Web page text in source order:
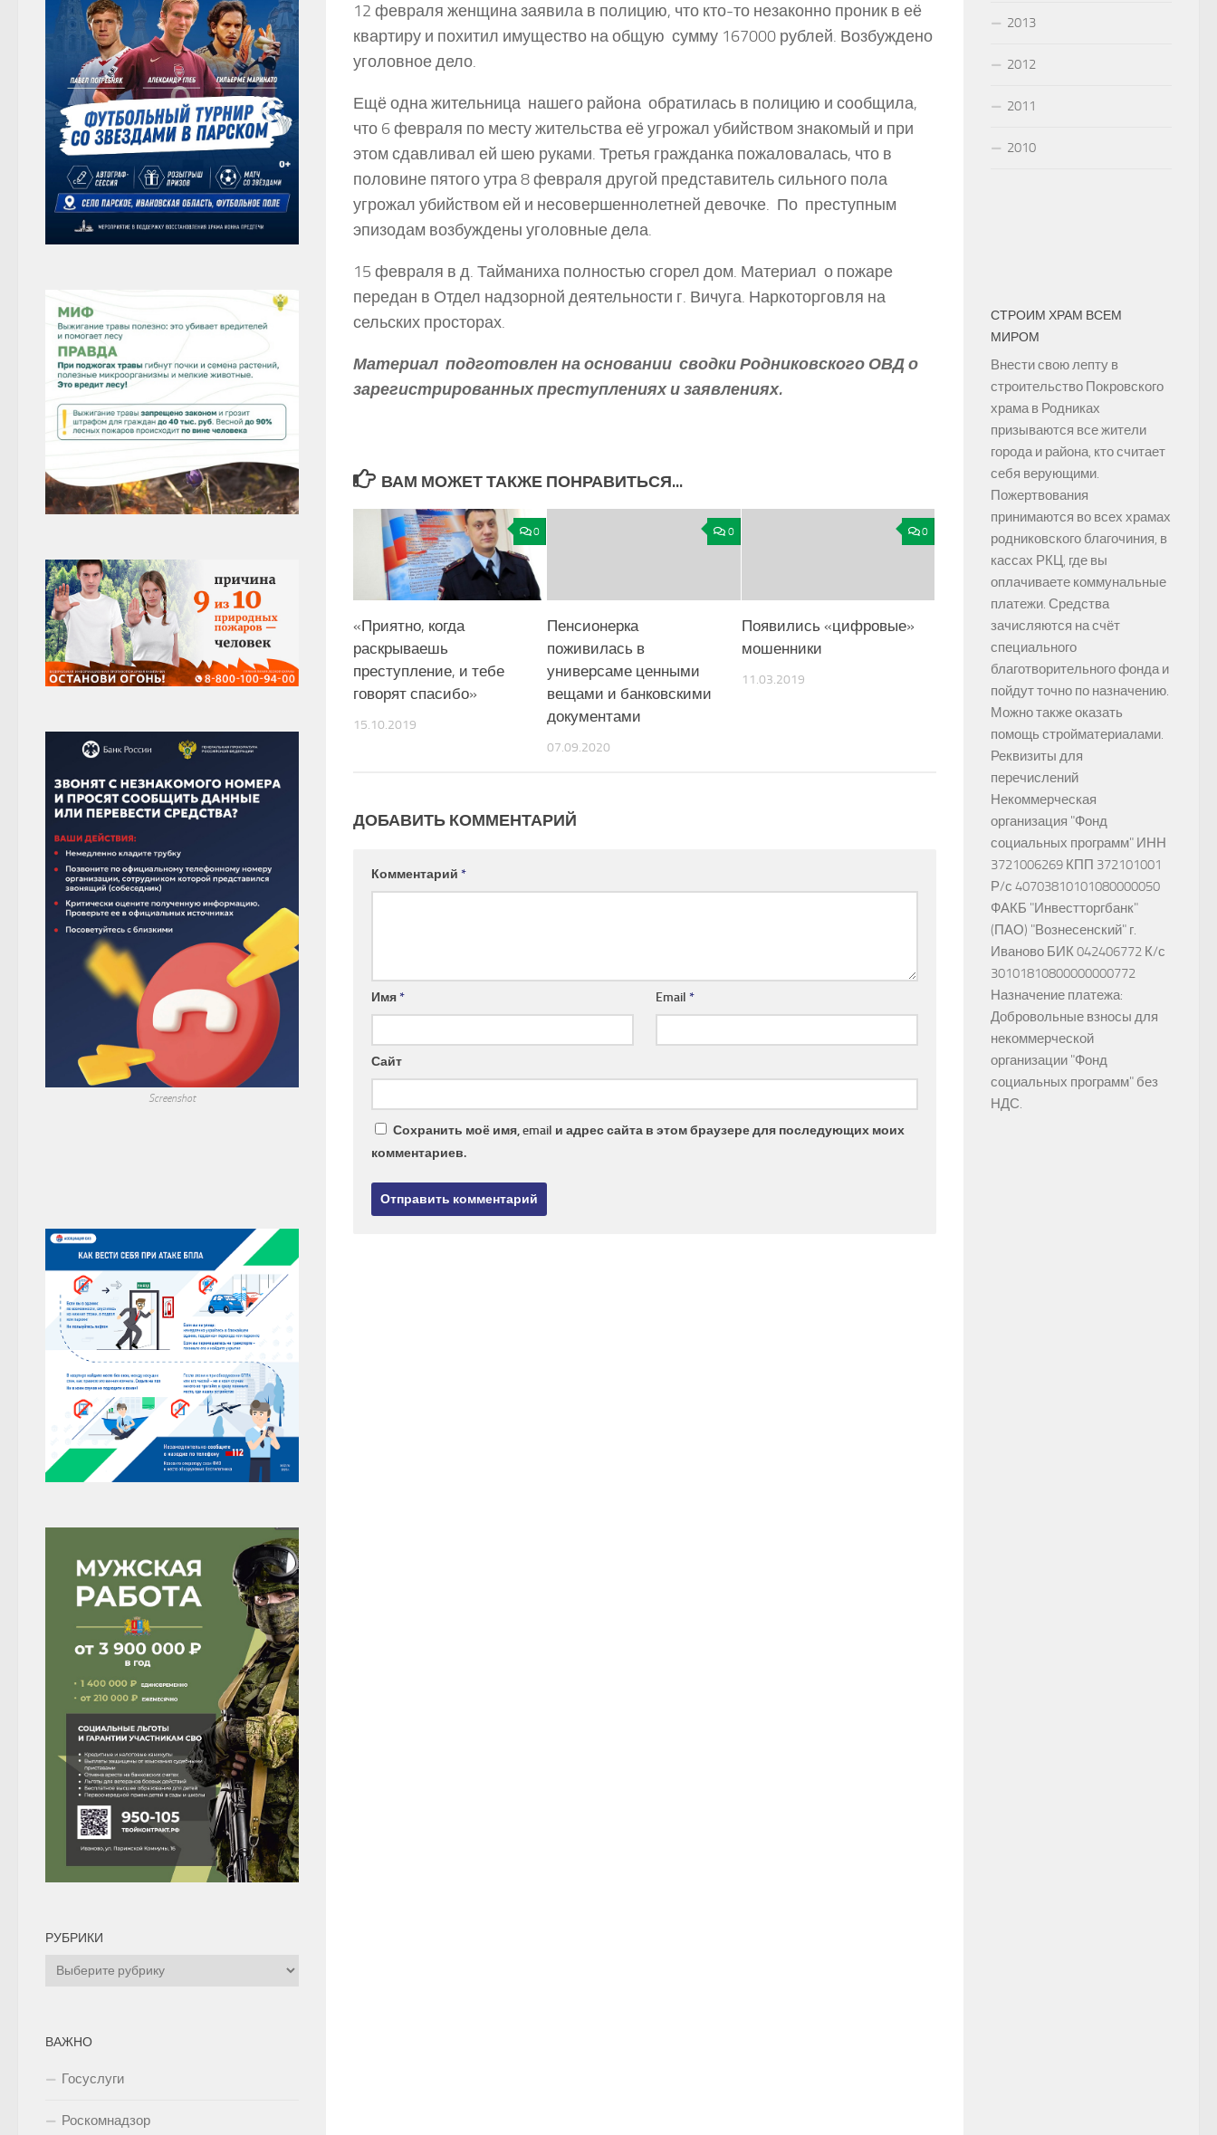
12 февраля женщина заявила в полицию, что кто-­то незаконно проник в её
квартиру и похитил имущество на общую сумму 167000 рублей. Возбуждено
уголовное дело.
Ещё одна жительница нашего района обратилась в полицию и сообщила,
что 6 февраля по месту жительства её угрожал убийством знакомый и при
этом сдавливал ей шею руками. Третья гражданка пожаловалась, что в
половине пятого утра 8 февраля другой представитель сильного пола
угрожал убийством ей и несовершеннолетней девочке. По преступным
эпизодам возбуждены уголовные дела.
15 февраля в д. Тайманиха полностью сгорел дом. Материал о пожаре
передан в Отдел надзорной деятельности г. Вичуга. Наркоторговля на
сельских просторах.
Материал подготовлен на основании сводки Родниковского ОВД о
зарегистрированных преступлениях и заявлениях.
ВАМ МОЖЕТ ТАКЖЕ ПОНРАВИТЬСЯ...
0
«Приятно, когда
раскрываешь
преступление, и тебе
говорят спасибо»
15.10.2019
0
Пенсионерка
поживилась в
универсаме ценными
вещами и банковскими
документами
07.09.2020
0
Появились «цифровые»
мошенники
11.03.2019
ДОБАВИТЬ КОММЕНТАРИЙ
Комментарий *
Имя* Email*
Сайт
Сохранить моё имя, email и адрес сайта в этом браузере для последующих моих
комментариев.
Screenshot
РУБРИКИ
Рубрики
ВАЖНО
Госуслуги
Роскомнадзор
2013
2012
2011
2010
СТРОИМ ХРАМ ВСЕМ
МИРОМ
Внести свою лепту в
строительство Покровского
храма в Родниках
призываются все жители
города и района, кто считает
себя верующими.
Пожертвования
принимаются во всех храмах
родниковского благочиния, в
кассах РКЦ, где вы
оплачиваете коммунальные
платежи. Средства
зачисляются на счёт
специального
благотворительного фонда и
пойдут точно по назначению.
Можно также оказать
помощь стройматериалами.
Реквизиты для
перечислений
Некоммерческая
организация "Фонд
социальных программ" ИНН
3721006269 КПП 372101001
Р/с 40703810101080000050
ФАКБ "Инвестторгбанк"
(ПАО) "Вознесенский" г.
Иваново БИК 042406772 К/с
30101810800000000772
Назначение платежа:
Добровольные взносы для
некоммерческой
организации "Фонд
социальных программ" без
НДС.